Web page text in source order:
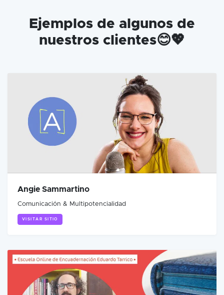
Ejemplos de algunos de
nuestros clientes😊💖
Angie Sammartino
Comunicación & Multipotencialidad
VISITAR SITIO